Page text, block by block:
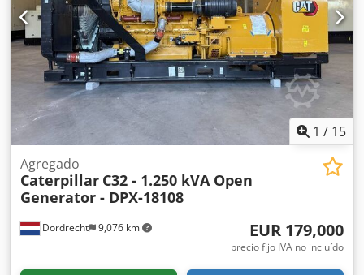
1 / 15
Dordrecht 9,076 km
Agregado
Caterpillar C32 - 1.250 kVA Open
Generator - DPX-18108
EUR 179,000
precio fijo IVA no incluído